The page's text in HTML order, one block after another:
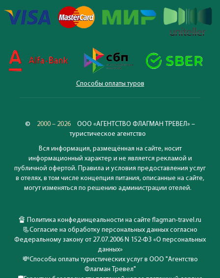
Способы оплаты туров
© 2000 – 2026
ООО «АГЕНТСТВО ФЛАГМАН ТРЕВЕЛ» –
туристическое агентство
Вся информация, размещённая на сайте, носит
информационный характер и не является рекламой и
публичной офертой. Правила и условия предоставления услуг
в отелях, в том числе концепция питания, описанные на сайте,
могут изменяться по решению администрации отелей.
🔏 Политика конфединцеальности на сайте flagman-travel.ru
📃Согласие на обработку персональных данных согласно
Федеральному закону от 27.07.2006 N 152-ФЗ «О персональных
данных»
💸Способы оплаты туристических услуг в ООО "Агентство
Флагман Тревел"